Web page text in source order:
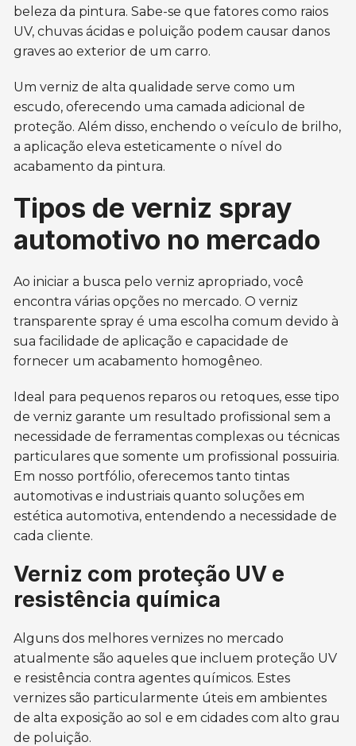
beleza da pintura. Sabe-se que fatores como raios
UV, chuvas ácidas e poluição podem causar danos
graves ao exterior de um carro.
Um verniz de alta qualidade serve como um
escudo, oferecendo uma camada adicional de
proteção. Além disso, enchendo o veículo de brilho,
a aplicação eleva esteticamente o nível do
acabamento da pintura.
Tipos de verniz spray
automotivo no mercado
Ao iniciar a busca pelo verniz apropriado, você
encontra várias opções no mercado. O verniz
transparente spray é uma escolha comum devido à
sua facilidade de aplicação e capacidade de
fornecer um acabamento homogêneo.
Ideal para pequenos reparos ou retoques, esse tipo
de verniz garante um resultado profissional sem a
necessidade de ferramentas complexas ou técnicas
particulares que somente um profissional possuiria.
Em nosso portfólio, oferecemos tanto tintas
automotivas e industriais quanto soluções em
estética automotiva, entendendo a necessidade de
cada cliente.
Verniz com proteção UV e
resistência química
Alguns dos melhores vernizes no mercado
atualmente são aqueles que incluem proteção UV
e resistência contra agentes químicos. Estes
vernizes são particularmente úteis em ambientes
de alta exposição ao sol e em cidades com alto grau
de poluição.